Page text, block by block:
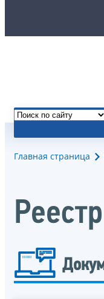
Главная страница